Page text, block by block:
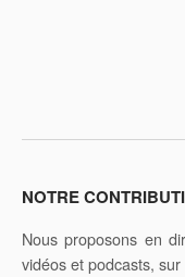
NOTRE
Nous proposons en
vidéos et podcasts,